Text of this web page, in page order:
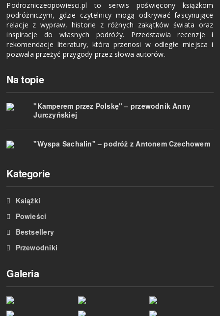
Podrozniczeopowiesci.pl to serwis poświęcony książkom
podróżniczym, gdzie czytelnicy mogą odkrywać fascynujące
relacje z wypraw, historie z różnych zakątków świata oraz
inspiracje do własnych podróży. Przedstawia recenzje i
rekomendacje literatury, która przenosi w odległe miejsca i
pozwala przeżyć przygody przez słowa autorów.
Na topie
"Kamperem przez Polskę" – przewodnik Anny
Jurczyńskiej
"Wyspa Sachalin" – podróż z Antonem Czechowem
Kategorie
Książki
Powieści
Bestsellery
Przewodniki
Galeria